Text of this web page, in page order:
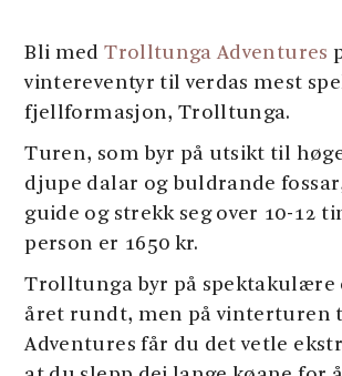
Bli medTrolltunga Adventures
vintereventyr til verdas mest
fjellformasjon, Trolltunga.
Turen, som byr på utsikt til
djupe dalar og buldrande
guide og strekk seg over 10-12
person er 1650 kr.
Trolltunga byr på spektakulære
året rundt, men på vinterturen
Adventures får du det vetle